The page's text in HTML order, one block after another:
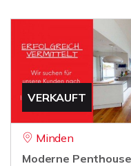
VERKAUFT
Minden
Moderne